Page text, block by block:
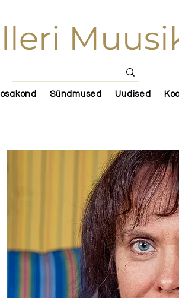
Sündmused Uudised